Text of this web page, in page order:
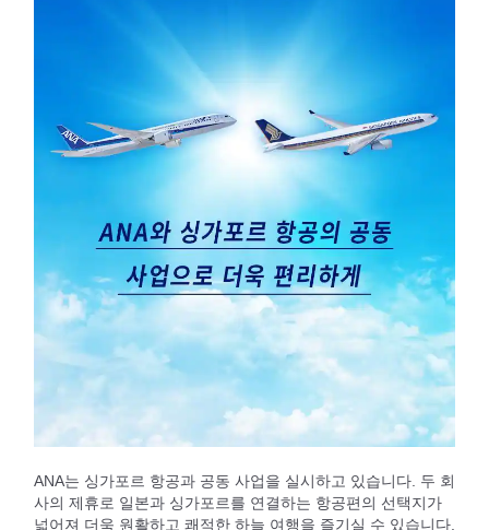
ANA는 싱가포르 항공과 공동 사업을 실시하고 있습니다. 두 회
사의 제휴로 일본과 싱가포르를 연결하는 항공편의 선택지가
넓어져 더욱 원활하고 쾌적한 하늘 여행을 즐기실 수 있습니다.